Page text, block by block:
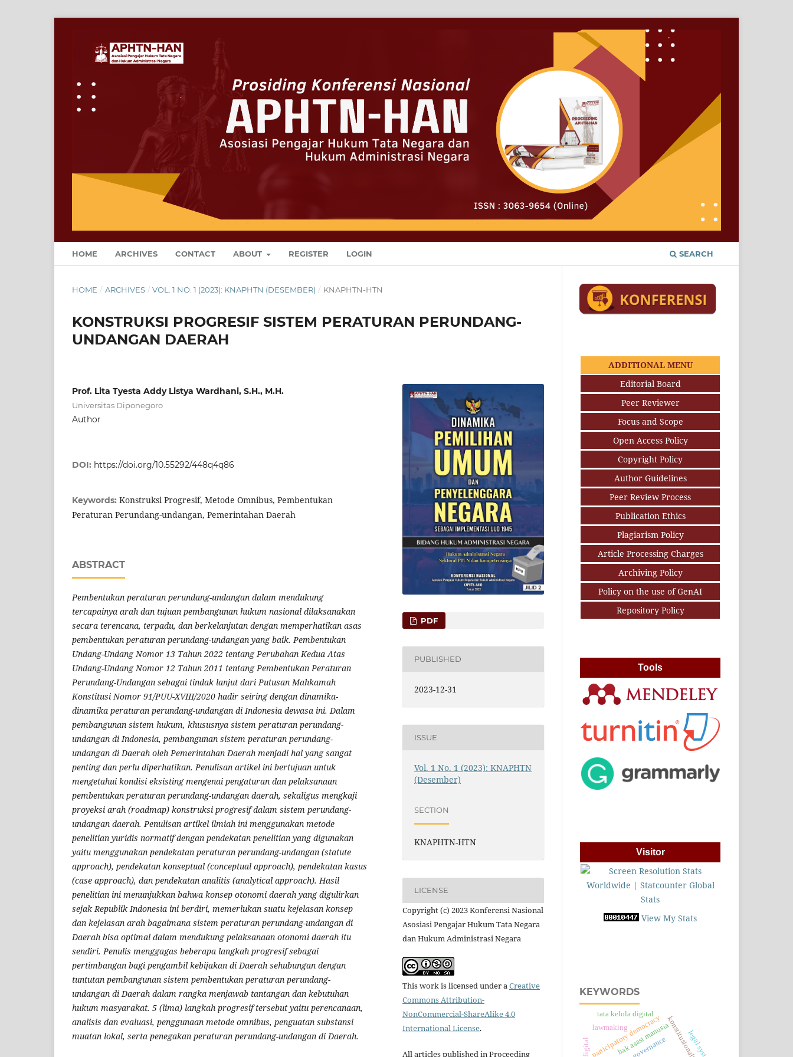
HOME ARCHIVES CONTACT ABOUT REGISTER LOGIN SEARCH
HOME / ARCHIVES / VOL. 1 NO. 1 (2023): KNAPHTN (DESEMBER) / KNAPHTN-HTN
KONSTRUKSI PROGRESIF SISTEM PERATURAN PERUNDANG-
UNDANGAN DAERAH
Prof. Lita Tyesta Addy Listya Wardhani, S.H., M.H.
Universitas Diponegoro
Author
DOI: https://doi.org/10.55292/448q4q86
Keywords: Konstruksi Progresif, Metode Omnibus, Pembentukan
Peraturan Perundang-undangan, Pemerintahan Daerah
ABSTRACT
Pembentukan peraturan perundang-undangan dalam mendukung
tercapainya arah dan tujuan pembangunan hukum nasional dilaksanakan
secara terencana, terpadu, dan berkelanjutan dengan memperhatikan asas
pembentukan peraturan perundang-undangan yang baik. Pembentukan
Undang-Undang Nomor 13 Tahun 2022 tentang Perubahan Kedua Atas
Undang-Undang Nomor 12 Tahun 2011 tentang Pembentukan Peraturan
Perundang-Undangan sebagai tindak lanjut dari Putusan Mahkamah
Konstitusi Nomor 91/PUU-XVIII/2020 hadir seiring dengan dinamika-
dinamika peraturan perundang-undangan di Indonesia dewasa ini. Dalam
pembangunan sistem hukum, khususnya sistem peraturan perundang-
undangan di Indonesia, pembangunan sistem peraturan perundang-
undangan di Daerah oleh Pemerintahan Daerah menjadi hal yang sangat
penting dan perlu diperhatikan. Penulisan artikel ini bertujuan untuk
mengetahui kondisi eksisting mengenai pengaturan dan pelaksanaan
pembentukan peraturan perundang-undangan daerah, sekaligus mengkaji
proyeksi arah (roadmap) konstruksi progresif dalam sistem perundang-
undangan daerah. Penulisan artikel ilmiah ini menggunakan metode
penelitian yuridis normatif dengan pendekatan penelitian yang digunakan
yaitu menggunakan pendekatan peraturan perundang-undangan (statute
approach), pendekatan konseptual (conceptual approach), pendekatan kasus
(case approach), dan pendekatan analitis (analytical approach). Hasil
penelitian ini menunjukkan bahwa konsep otonomi daerah yang digulirkan
sejak Republik Indonesia ini berdiri, memerlukan suatu kejelasan konsep
dan kejelasan arah bagaimana sistem peraturan perundang-undangan di
Daerah bisa optimal dalam mendukung pelaksanaan otonomi daerah itu
sendiri. Penulis menggagas beberapa langkah progresif sebagai
pertimbangan bagi pengambil kebijakan di Daerah sehubungan dengan
tuntutan pembangunan sistem pembentukan peraturan perundang-
undangan di Daerah dalam rangka menjawab tantangan dan kebutuhan
hukum masyarakat. 5 (lima) langkah progresif tersebut yaitu perencanaan,
analisis dan evaluasi, penggunaan metode omnibus, penguatan substansi
muatan lokal, serta penegakan peraturan perundang-undangan di Daerah.
PDF
PUBLISHED
2023-12-31
ISSUE
Vol. 1 No. 1 (2023): KNAPHTN
(Desember)
SECTION
KNAPHTN-HTN
LICENSE
Copyright (c) 2023 Konferensi Nasional
Asosiasi Pengajar Hukum Tata Negara
dan Hukum Administrasi Negara
This work is licensed under aCreative
Commons Attribution-
NonCommercial-ShareAlike 4.0
International License.
All articles published in Proceeding
ADDITIONAL MENU
Editorial Board
Peer Reviewer
Focus and Scope
Open Access Policy
Copyright Policy
Author Guidelines
Peer Review Process
Publication Ethics
Plagiarism Policy
Article Processing Charges
Archiving Policy
Policy on the use of GenAI
Repository Policy
Tools
Visitor
View My Stats
KEYWORDS
hak asasi manusia legal system
participatory democracy
lawmaking
governance
tata kelola digital